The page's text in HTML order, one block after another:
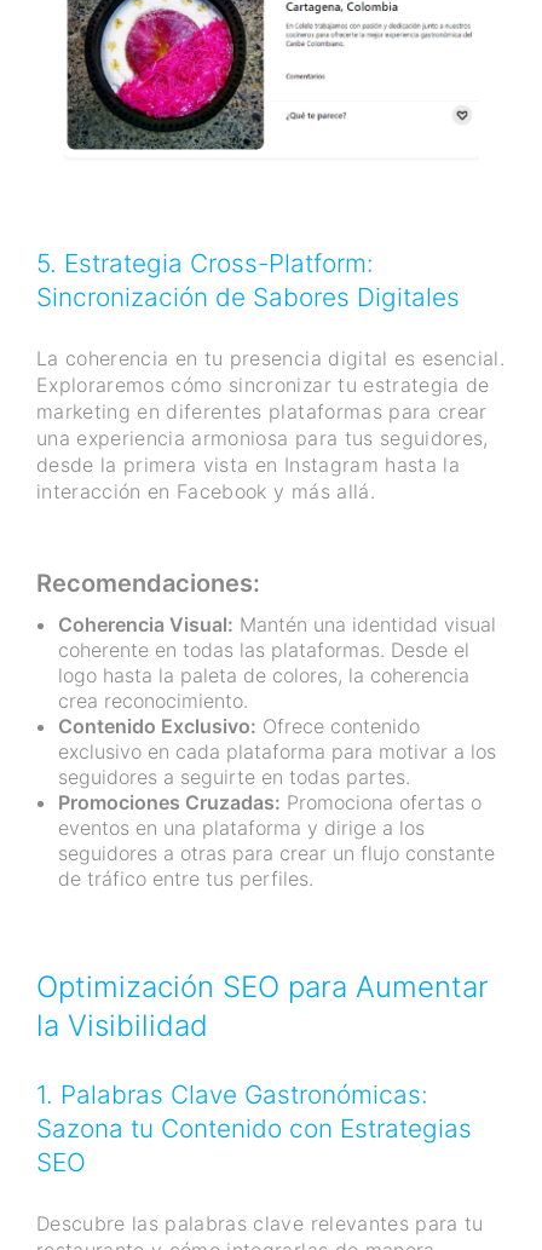
5. Estrategia Cross-Platform:
Sincronización de Sabores Digitales
La coherencia en tu presencia digital es esencial.
Exploraremos cómo sincronizar tu estrategia de
marketing en diferentes plataformas para crear
una experiencia armoniosa para tus seguidores,
desde la primera vista en Instagram hasta la
interacción en Facebook y más allá.
Recomendaciones:
Coherencia Visual: Mantén una identidad visual
coherente en todas las plataformas. Desde el
logo hasta la paleta de colores, la coherencia
crea reconocimiento.
Contenido Exclusivo: Ofrece contenido
exclusivo en cada plataforma para motivar a los
seguidores a seguirte en todas partes.
Promociones Cruzadas: Promociona ofertas o
eventos en una plataforma y dirige a los
seguidores a otras para crear un flujo constante
de tráfico entre tus perfiles.
Optimización SEO para Aumentar
la Visibilidad
1. Palabras Clave Gastronómicas:
Sazona tu Contenido con Estrategias
SEO
Descubre las palabras clave relevantes para tu